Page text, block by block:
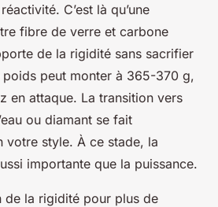
C’est là qu’une
fibre de verre et carbone
de la rigidité sans sacrifier
poids peut monter à 365-370 g,
en attaque. La transition vers
ou diamant se fait
votre style. À ce stade, la
importante que la puissance.
de la rigidité pour plus de